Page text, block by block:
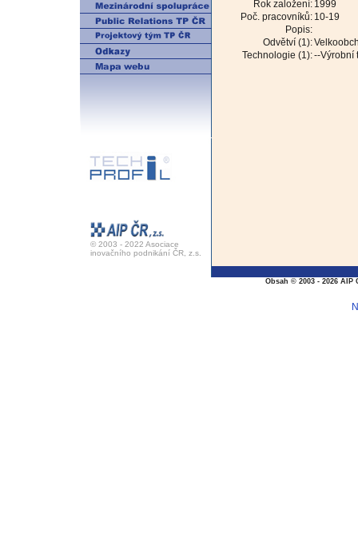
© 2003 - 2022 Asociace
inovačního podnikání ČR, z.s.
Rok založení: 1999
Poč. pracovníků: 10-19
Popis:
Odvětví (1):
Technologie (1):--Výrobní
Obsah © 2003 - 2026